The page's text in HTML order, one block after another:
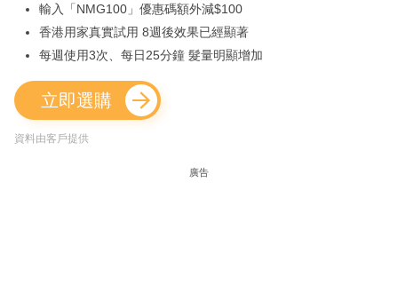
輸入「NMG100」優惠碼額外減$100
香港用家真實試用 8週後效果已經顯著
每週使用3次、每日25分鐘 髮量明顯增加
立即選購
資料由客戶提供
廣告